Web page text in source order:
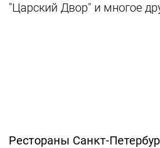
"Царский Двор" и многое
Рестораны Санкт-